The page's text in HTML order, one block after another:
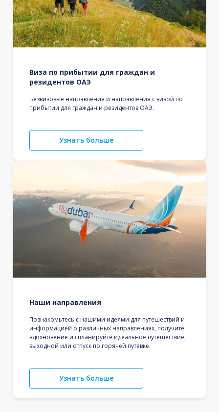
Виза по прибытии для граждан и
резидентов ОАЭ
Безвизовые направления и направления с визой по
прибытии для граждан и резидентов ОАЭ.
Узнать больше
Наши направления
Познакомьтесь с нашими идеями для путешествий и
информацией о различных направлениях, получите
вдохновение и спланируйте идеальное путешествие,
выходной или отпуск по горячей путевке.
Узнать больше